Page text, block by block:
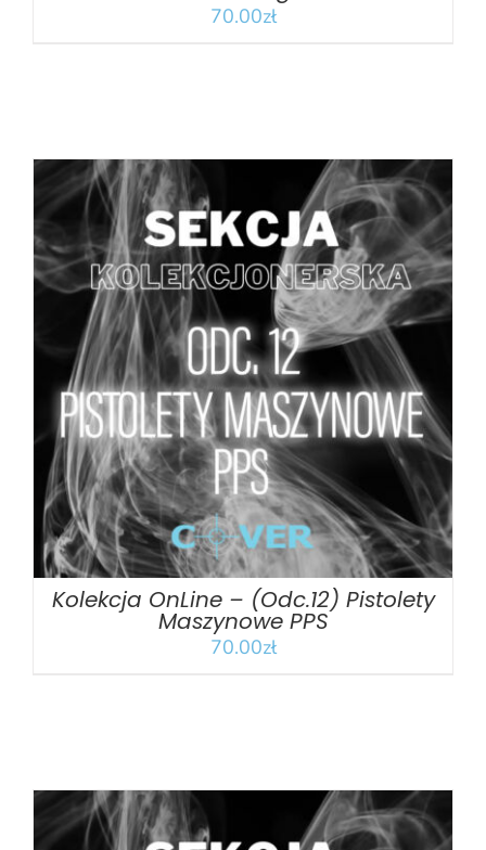
70.00zł
DODAJ DO KOSZYKA SZCZEGÓŁY
Kolekcja OnLine – (Odc.12) Pistolety
Maszynowe PPS
70.00zł